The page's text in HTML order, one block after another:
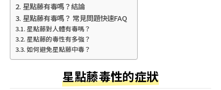
星點藤有毒嗎？結論
星點藤有毒嗎？ 常見問題快速FAQ
星點藤對人體有毒嗎？
星點藤的毒性有多強？
如何避免星點藤中毒？
星點藤毒性的症狀